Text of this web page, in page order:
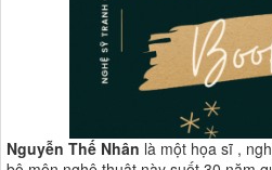
Nguyễn Thế Nhân là một họa sĩ ,